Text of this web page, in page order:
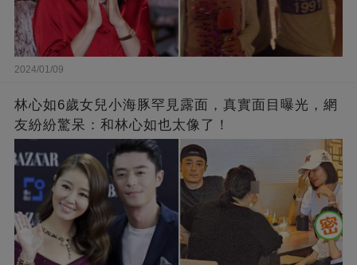
2024/01/09
林心如6歲女兒小海豚罕見露面，真實面目曝光，網
友紛紛驚呆：和林心如也太像了！